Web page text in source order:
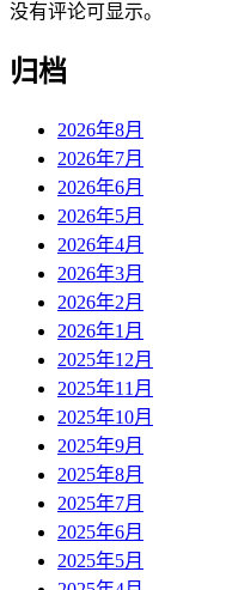
没有评论可显示。
归档
2026年8月
2026年7月
2026年6月
2026年5月
2026年4月
2026年3月
2026年2月
2026年1月
2025年12月
2025年11月
2025年10月
2025年9月
2025年8月
2025年7月
2025年6月
2025年5月